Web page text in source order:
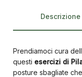
Descrizione
Prendiamoci cura
questi esercizi di
posture sbagliate